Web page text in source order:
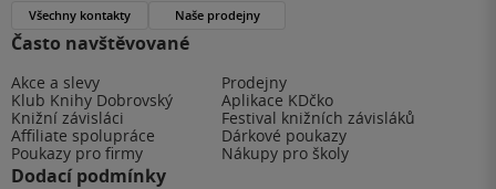
Často navštěvované
Akce a slevy
Prodejny
Klub Knihy Dobrovský
Aplikace KDčko
Knižní závisláci
Festival knižních závisláků
Affiliate spolupráce
Dárkové poukazy
Poukazy pro firmy
Nákupy pro školy
Dodací podmínky
Všechny kontakty Naše prodejny